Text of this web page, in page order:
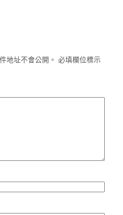
地址不會公開。 必填欄位標示